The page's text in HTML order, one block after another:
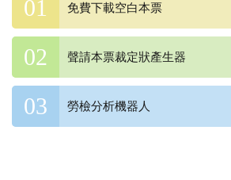
免費下載空白本票
聲請本票裁定狀產生器
勞檢分析機器人